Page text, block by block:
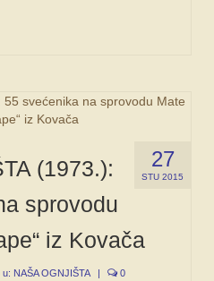
27
STU 2015
(1973.):
sprovodu
iz Kovača
u: NAŠA OGNJIŠTA 0